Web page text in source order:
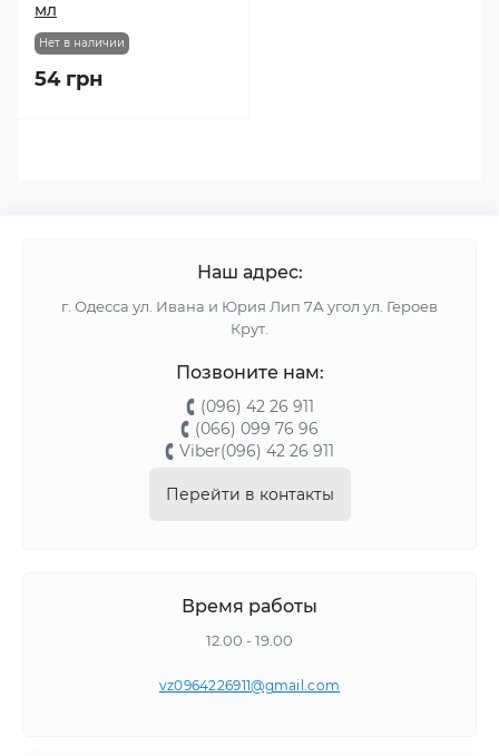
мл
Нет в наличии
54 грн
Наш адрес:
г. Одесса ул. Ивана и Юрия Лип 7А угол ул. Героев
Крут.
Позвоните нам:
(096) 42 26 911
(066) 099 76 96
Viber(096) 42 26 911
Перейти в контакты
Время работы
12.00 - 19.00
vz0964226911@gmail.com